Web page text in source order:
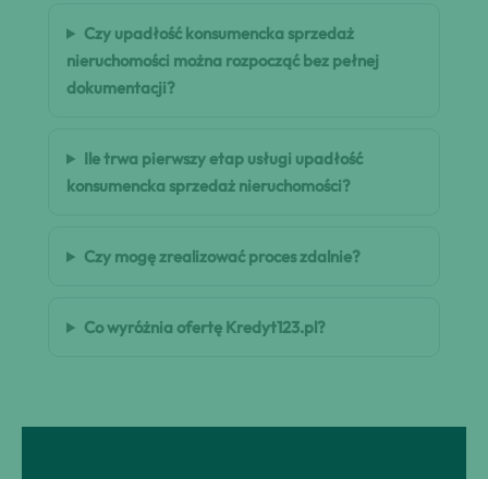
Czy upadłość konsumencka sprzedaż
nieruchomości można rozpocząć bez pełnej
dokumentacji?
Ile trwa pierwszy etap usługi upadłość
konsumencka sprzedaż nieruchomości?
Czy mogę zrealizować proces zdalnie?
Co wyróżnia ofertę Kredyt123.pl?